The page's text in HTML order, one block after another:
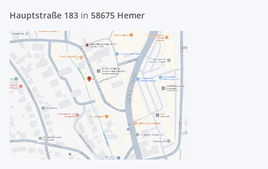
Hauptstraße 183 in 58675 Hemer